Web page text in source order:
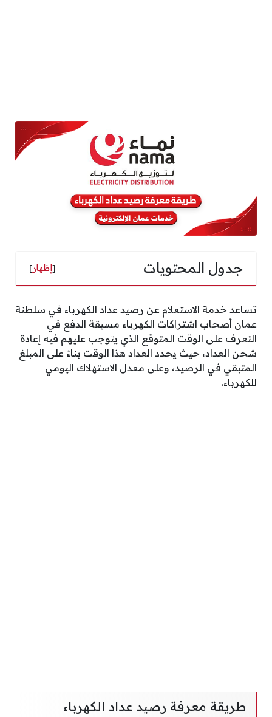
جدول المحتويات [إظهار]
تساعد خدمة الاستعلام عن رصيد عداد الكهرباء في سلطنة
عمان أصحاب اشتراكات الكهرباء مسبقة الدفع في
التعرف على الوقت المتوقع الذي يتوجب عليهم فيه إعادة
شحن العداد، حيث يحدد العداد هذا الوقت بناءً على المبلغ
المتبقي في الرصيد، وعلى معدل الاستهلاك اليومي
للكهرباء.
طريقة معرفة رصيد عداد الكهرباء